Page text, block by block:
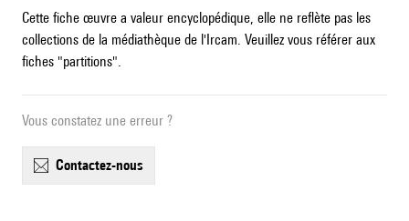
Cette fiche œuvre a valeur encyclopédique, elle ne reflète pas les
collections de la médiathèque de l'Ircam. Veuillez vous référer aux
fiches "partitions".
Vous constatez une erreur ?
contactez-nous